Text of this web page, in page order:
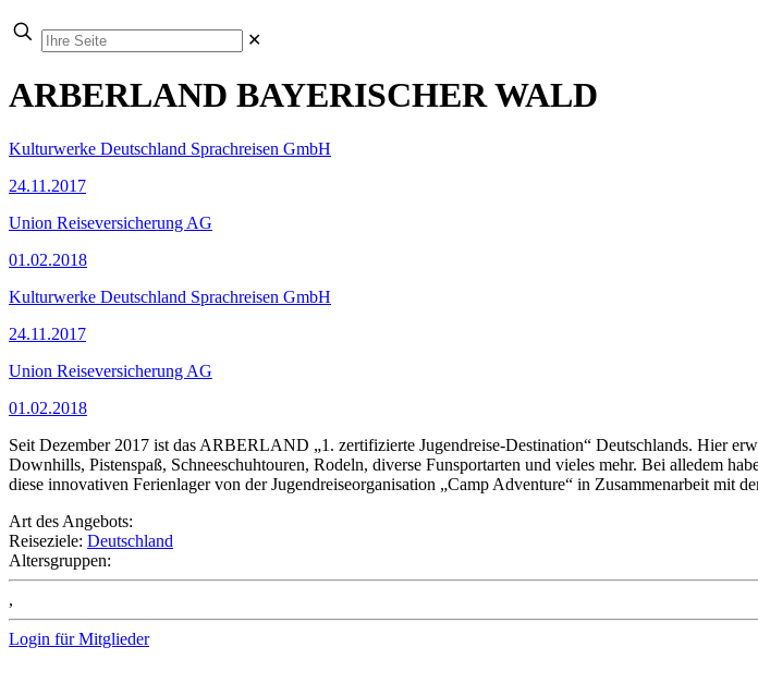
✕
ARBERLAND BAYERISCHER WALD
Kulturwerke Deutschland Sprachreisen GmbH
24.11.2017
Union Reiseversicherung AG
01.02.2018
Kulturwerke Deutschland Sprachreisen GmbH
24.11.2017
Union Reiseversicherung AG
01.02.2018
Seit Dezember 2017 ist das ARBERLAND „1. zertifizierte Jugendreise-Destination“ Deutschlands. Hier
Downhills, Pistenspaß, Schneeschuhtouren, Rodeln, diverse Funsportarten und vieles mehr. Bei alledem
diese innovativen Ferienlager von der Jugendreiseorganisation „Camp Adventure“ in Zusammenarbeit
Art des Angebots:
Reiseziele: Deutschland
Altersgruppen:
,
Login für Mitglieder